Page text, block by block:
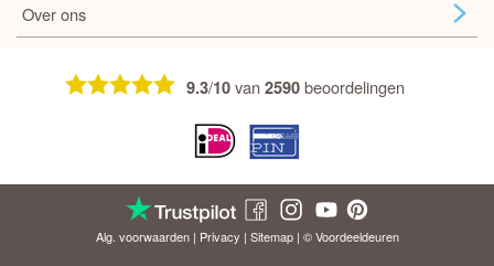
Over ons
9.3/10van2590beoordelingen
Alg. voorwaarden| Privacy | Sitemap| © Voordeeldeuren